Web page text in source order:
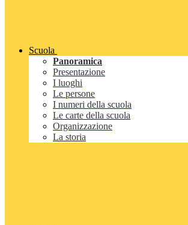
Scuola
Panoramica
Presentazione
I luoghi
Le persone
I numeri della scuola
Le carte della scuola
Organizzazione
La storia